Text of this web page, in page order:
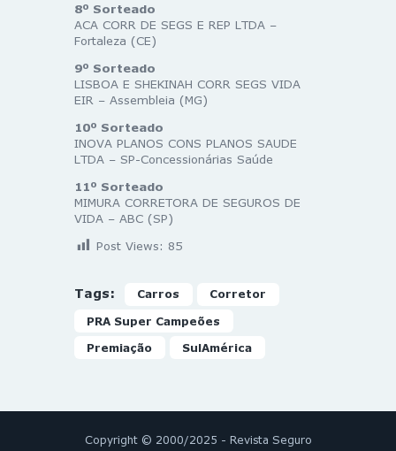
8º Sorteado
ACA CORR DE SEGS E REP LTDA –
Fortaleza (CE)
9º Sorteado
LISBOA E SHEKINAH CORR SEGS VIDA
EIR – Assembleia (MG)
10º Sorteado
INOVA PLANOS CONS PLANOS SAUDE
LTDA – SP-Concessionárias Saúde
11º Sorteado
MIMURA CORRETORA DE SEGUROS DE
VIDA – ABC (SP)
Post Views: 85
Tags: Carros Corretor
PRA Super Campeões
Premiação SulAmérica
Copyright © 2000/2025 - Revista Seguro